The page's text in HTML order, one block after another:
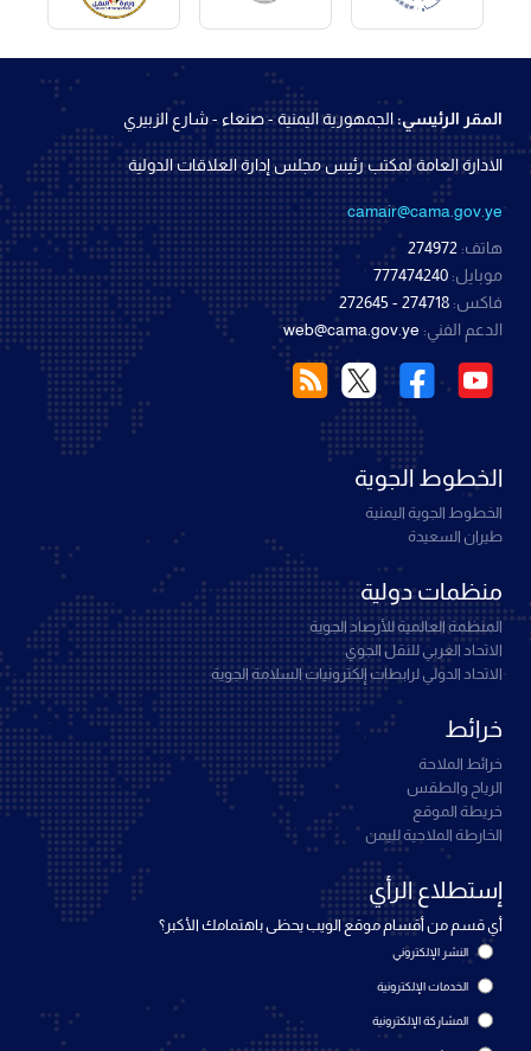
المقر الرئيسي:الجمهورية اليمنية - صنعاء - شارع الزبيري
الادارة العامة لمكتب رئيس مجلس إدارة العلاقات الدولية
camair@cama.gov.ye
هاتف: 274972
موبايل: 777474240
فاكس: 274718 - 272645
الدعم الفني: web@cama.gov.ye
الخطوط الجوية
الخطوط الجوية اليمنية
طيران السعيدة
منظمات دولية
المنظمة العالمية للأرصاد الجوية
الاتحاد العربي للنقل الجوي
الاتحاد الدولي لرابطات إلكترونيات السلامة الجوية
خرائط
خرائط الملاحة
الرياح والطقس
خريطة الموقع
الخارطة الملاحية لليمن
إستطلاع الرأي
أي قسم من أقسام موقع الويب يحظى باهتمامك الأكبر؟
النشر الإلكتروني
الخدمات الإلكترونية
المشاركة الإلكترونية